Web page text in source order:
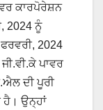
ਕਾਰਪੋਰੇਸ਼ਨ
2024 ਨੂੰ
2024
ਪਾਵਰ
ਦੀ ਪੂਰੀ
ਹੈ। ਉਨ੍ਹਾਂ